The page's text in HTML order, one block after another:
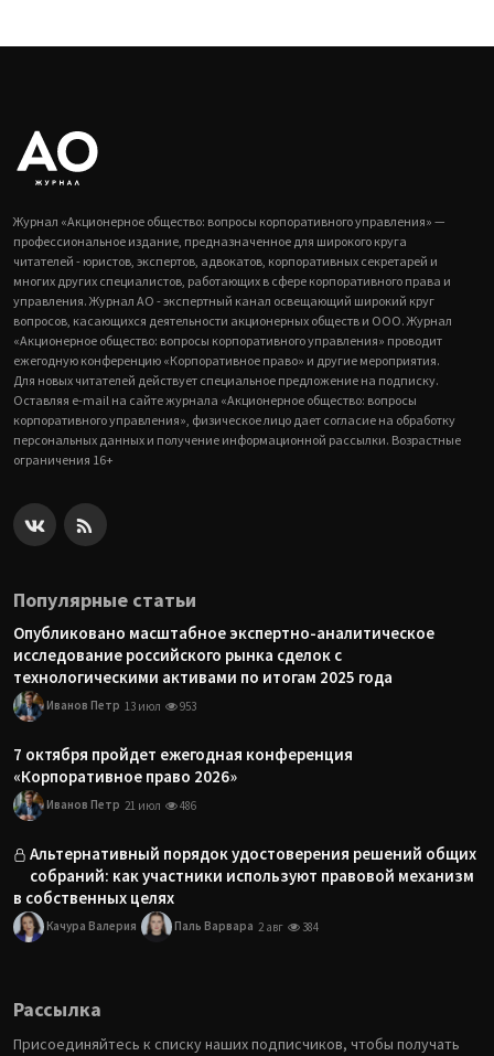
Журнал «Акционерное общество: вопросы корпоративного управления» —
профессиональное издание, предназначенное для широкого круга
читателей - юристов, экспертов, адвокатов, корпоративных секретарей и
многих других специалистов, работающих в сфере корпоративного права и
управления. Журнал АО - экспертный канал освещающий широкий круг
вопросов, касающихся деятельности акционерных обществ и ООО. Журнал
«Акционерное общество: вопросы корпоративного управления» проводит
ежегодную конференцию «Корпоративное право» и другие мероприятия.
Для новых читателей действует специальное предложение на подписку.
Оставляя e-mail на сайте журнала «Акционерное общество: вопросы
корпоративного управления», физическое лицо дает согласие на обработку
персональных данных и получение информационной рассылки. Возрастные
ограничения 16+
Популярные статьи
Опубликовано масштабное экспертно-аналитическое
исследование российского рынка сделок с
технологическими активами по итогам 2025 года
Иванов Петр 13 июл 953
7 октября пройдет ежегодная конференция
«Корпоративное право 2026»
Иванов Петр 21 июл 486
Альтернативный порядок удостоверения решений общих
собраний: как участники используют правовой механизм
в собственных целях
Качура Валерия Паль Варвара 2 авг 384
Рассылка
Присоединяйтесь к списку наших подписчиков, чтобы получать